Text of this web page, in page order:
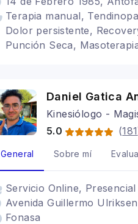
Terapia manual,
Dolor persistente,
Punción Seca,
Daniel Gatica
Kinesiólogo -
5.0
(181
General Sobre mí
Servicio Online, Presencial
Avenida Guillermo
Fonasa